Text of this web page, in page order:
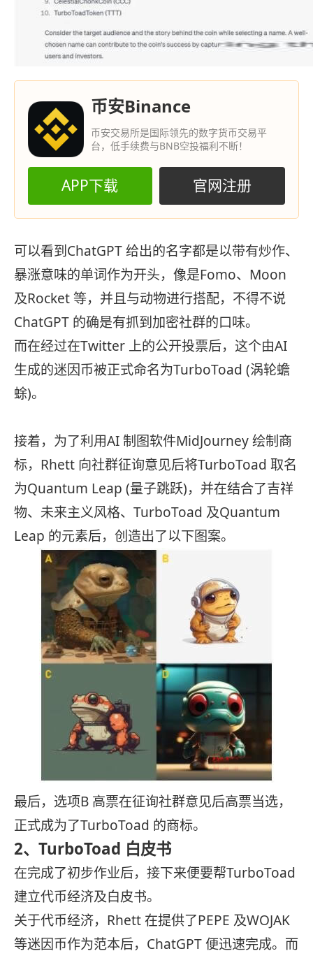
币安Binance
币安交易所是国际领先的数字货币交易平
台，低手续费与BNB空投福利不断！
APP下载 官网注册
可以看到ChatGPT 给出的名字都是以带有炒作、
暴涨意味的单词作为开头，像是Fomo、Moon
及Rocket 等，并且与动物进行搭配，不得不说
ChatGPT 的确是有抓到加密社群的口味。
而在经过在Twitter 上的公开投票后，这个由AI
生成的迷因币被正式命名为TurboToad (涡轮蟾
蜍)。
接着，为了利用AI 制图软件MidJourney 绘制商
标，Rhett 向社群征询意见后将TurboToad 取名
为Quantum Leap (量子跳跃)，并在结合了吉祥
物、未来主义风格、TurboToad 及Quantum
Leap 的元素后，创造出了以下图案。
最后，选项B 高票在征询社群意见后高票当选，
正式成为了TurboToad 的商标。
2、TurboToad 白皮书
在完成了初步作业后，接下来便要帮TurboToad
建立代币经济及白皮书。
关于代币经济，Rhett 在提供了PEPE 及WOJAK
等迷因币作为范本后，ChatGPT 便迅速完成。而